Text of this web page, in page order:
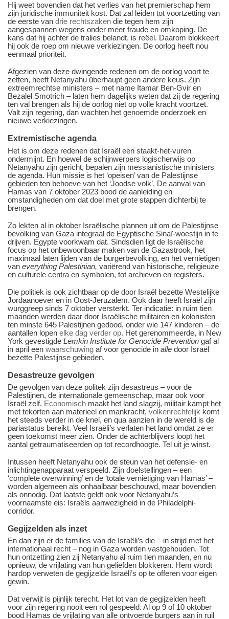
Hij weet bovendien dat het verlies van het premierschap hem
zijn juridische immuniteit kost. Dat zal leiden tot voortzetting van
de eerste van drie rechtszaken die tegen hem zijn
aangespannen wegens onder meer fraude en omkoping. De
kans dat hij achter de tralies belandt, is reëel. Daarom blokkeert
hij ook de roep om nieuwe verkiezingen. De oorlog heeft nou
eenmaal prioriteit.
Afgezien van deze dwingende redenen om de oorlog voort te
zetten, heeft Netanyahu überhaupt geen andere keus. Zijn
extreemrechtse ministers – met name Itamar Ben-Gvir en
Bezalel Smotrich – laten hem dagelijks weten dat zij de regering
ten val brengen als hij de oorlog niet op volle kracht voortzet.
Valt zijn regering, dan wachten het genoemde onderzoek en
nieuwe verkiezingen.
Extremistische agenda
Het is om deze redenen dat Israël een staakt-het-vuren
ondermijnt. En hoewel de schijnwerpers logischerwijs op
Netanyahu zijn gericht, bepalen zijn messianistische ministers
de agenda. Hun missie is het ‘opeisen’ van de Palestijnse
gebieden ten behoeve van het ‘Joodse volk’. De aanval van
Hamas van 7 oktober 2023 bood de aanleiding en
omstandigheden om dat doel met grote stappen dichterbij te
brengen.
Zo lekten al in oktober Israëlische plannen uit om de Palestijnse
bevolking van Gaza integraal de Egyptische Sinaï-woestijn in te
drijven. Egypte voorkwam dat. Sindsdien ligt de Israëlische
focus op het onbewoonbaar maken van de Gazastrook, het
maximaal laten lijden van de burgerbevolking, en het vernietigen
van everything Palestinian, variërend van historische, religieuze
en culturele centra en symbolen, tot archieven en registers.
Die politiek is ook zichtbaar op de door Israël bezette Westelijke
Jordaanoever en in Oost-Jeruzalem. Ook daar heeft Israël zijn
wurggreep sinds 7 oktober versterkt. Ter indicatie: in ruim tien
maanden werden daar door Israëlische militairen en kolonisten
ten minste 645 Palestijnen gedood, onder wie 147 kinderen – de
aantallen lopen elke dag verder op. Het gerenommeerde, in New
York gevestigde Lemkin Institute for Genocide Prevention gaf al
in april een waarschuwing af voor genocide in alle door Israël
bezette Palestijnse gebieden.
Desastreuze gevolgen
De gevolgen van deze politek zijn desastreus – voor de
Palestijnen, de internationale gemeenschap, maar ook voor
Israël zelf. Economisch maakt het land slagzij, militair kampt het
met tekorten aan materieel en mankracht, volkenrechtelijk komt
het steeds verder in de knel, en qua aanzien in de wereld is de
pariastatus bereikt. Veel Israëli’s verlaten het land omdat ze er
geen toekomst meer zien. Onder de achterblijvers loopt het
aantal getraumatiseerden op tot recordhoogte. Tel uit je winst.
Intussen heeft Netanyahu ook de steun van het defensie- en
inlichtingenapparaat verspeeld. Zijn doelstellingen – een
‘complete overwinning’ en de ‘totale vernietiging van Hamas’ –
worden algemeen als onhaalbaar beschouwd, maar bovendien
als onnodig. Dat laatste geldt ook voor Netanyahu’s
voornaamste eis: Israëls aanwezigheid in de Philadelphi-
corridor.
Gegijzelden als inzet
En dan zijn er de families van de Israëli’s die – in strijd met het
internationaal recht – nog in Gaza worden vastgehouden. Tot
hun ontzetting zien zij Netanyahu al ruim tien maanden, en nu
opnieuw, de vrijlating van hun geliefden blokkeren. Hem wordt
hardop verweten de gegijzelde Israëli’s op te offeren voor eigen
gewin.
Dat verwijt is pijnlijk terecht. Het lot van de gegijzelden heeft
voor zijn regering nooit een rol gespeeld. Al op 9 of 10 oktober
bood Hamas de vrijlating van alle ontvoerde burgers aan in ruil